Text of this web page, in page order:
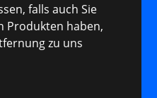
falls auch Sie
Produkten haben,
zu uns